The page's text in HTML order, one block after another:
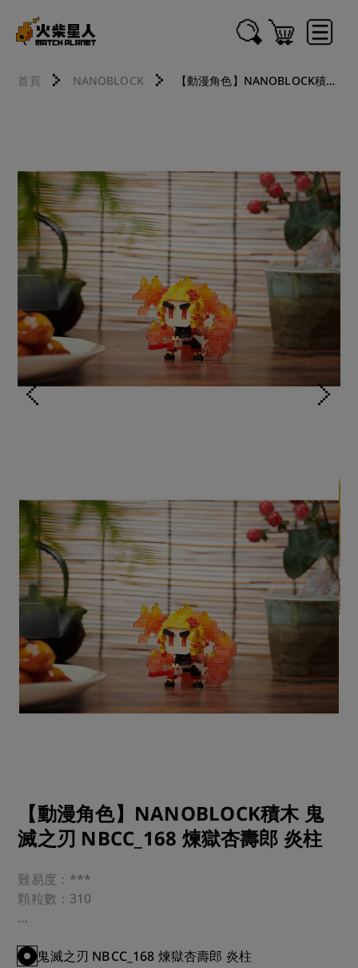
首頁 NANOBLOCK 【動漫角色】NANOBLOCK積木 鬼滅之刃 NBCC_168 煉獄杏壽郎 炎柱
【動漫角色】NANOBLOCK積木 鬼
滅之刃 NBCC_168 煉獄杏壽郎 炎柱
難易度：***
顆粒數：310
鬼滅之刃 NBCC_168 煉獄杏壽郎 炎柱